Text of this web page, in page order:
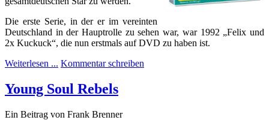
Die erste Serie, in der er im vereinten
Deutschland in der Hauptrolle zu sehen war, war 1992 „Felix und
2x Kuckuck“, die nun erstmals auf DVD zu haben ist.
Weiterlesen ... Kommentar schreiben
Young Soul Rebels
Ein Beitrag von Frank Brenner